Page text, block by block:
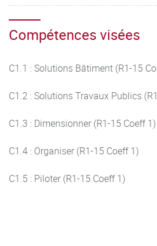
Compétences visées
C1.1 : Solutions Bâtiment (R1-15
C1.2 : Solutions Travaux Publics
C1.3 : Dimensionner (R1-15 Coeff 1)
C1.4 : Organiser (R1-15 Coeff 1)
C1.5 : Piloter (R1-15 Coeff 1)